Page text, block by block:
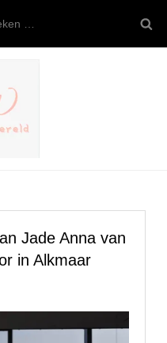
Jade Anna van
in Alkmaar